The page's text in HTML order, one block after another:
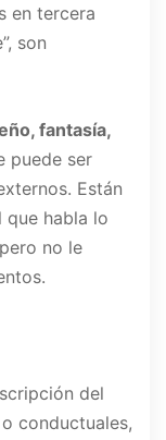
en tercera
son
fantasía,
puede ser
Están
que habla lo
no le
del
conductuales,